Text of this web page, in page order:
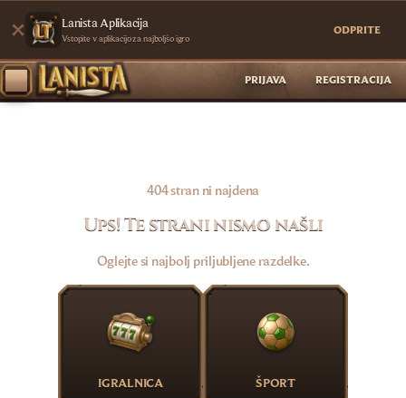
Lanista Aplikacija
Vstopite v aplikacijo za najboljšo igro
ODPRITE
PRIJAVA REGISTRACIJA
404 stran ni najdena
Ups! Te strani nismo našli
Oglejte si najbolj priljubljene razdelke.
IGRALNICA ŠPORT